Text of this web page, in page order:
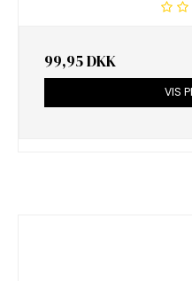
99,95 DKK
VIS